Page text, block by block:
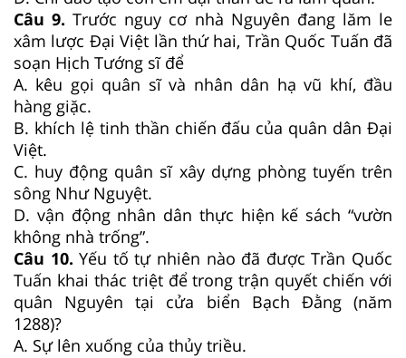
Câu 9.Trước nguy cơ nhà Nguyên đang lăm le
xâm lược Đại Việt lần thứ hai, Trần Quốc Tuấn đã
soạn Hịch Tướng sĩ để
A. kêu gọi quân sĩ và nhân dân hạ vũ khí, đầu
hàng giặc.
B. khích lệ tinh thần chiến đấu của quân dân Đại
Việt.
C. huy động quân sĩ xây dựng phòng tuyến trên
sông Như Nguyệt.
D. vận động nhân dân thực hiện kế sách “vườn
không nhà trống”.
Câu 10.Yếu tố tự nhiên nào đã được Trần Quốc
Tuấn khai thác triệt để trong trận quyết chiến với
quân Nguyên tại cửa biển Bạch Đằng (năm
1288)?
A. Sự lên xuống của thủy triều.